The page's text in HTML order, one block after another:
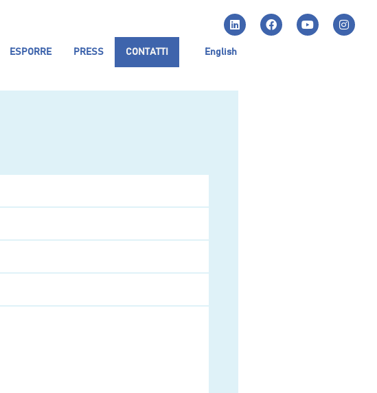
ESPORRE PRESS CONTATTI English